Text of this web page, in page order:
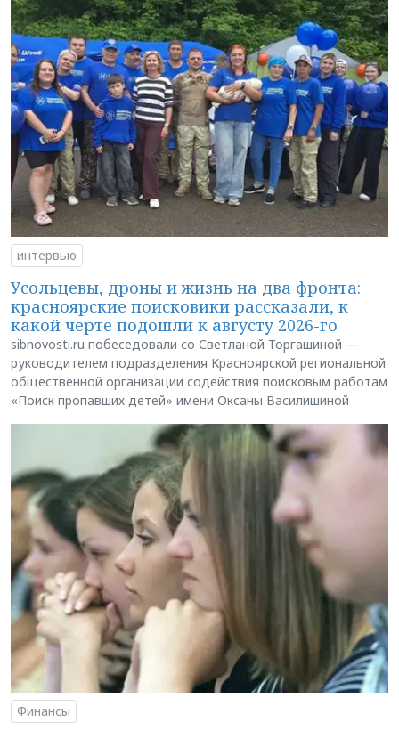
интервью
Усольцевы, дроны и жизнь на два фронта:
красноярские поисковики рассказали, к
какой черте подошли к августу 2026-го
sibnovosti.ru побеседовали со Светланой Торгашиной —
руководителем подразделения Красноярской региональной
общественной организации содействия поисковым работам
«Поиск пропавших детей» имени Оксаны Василишиной
Финансы